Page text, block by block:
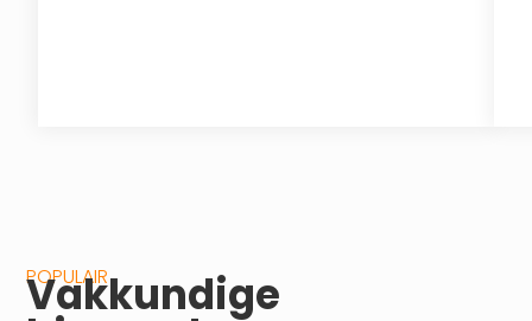
POPULAIR
Vakkundige